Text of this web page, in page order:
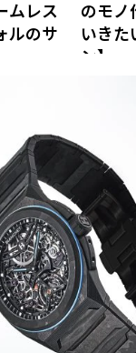
ムレス
ルのサ
のモノ
いきた
ン】